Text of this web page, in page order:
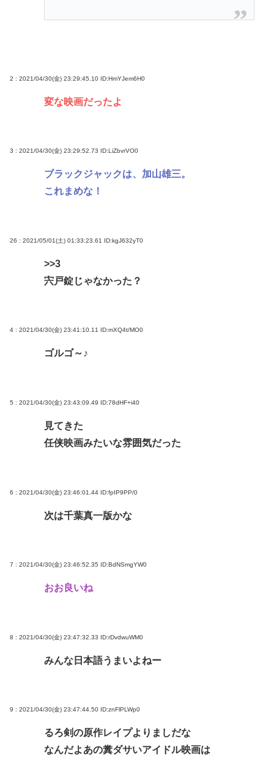
2 : 2021/04/30(金) 23:29:45.10 ID:HmYJem6H0
変な映画だったよ
3 : 2021/04/30(金) 23:29:52.73 ID:LiZbvrVO0
ブラックジャックは、加山雄三。
これまめな！
26 : 2021/05/01(土) 01:33:23.61 ID:kgJ632yT0
>>3
宍戸錠じゃなかった？
4 : 2021/04/30(金) 23:41:10.11 ID:mXQ4t/MO0
ゴルゴ～♪
5 : 2021/04/30(金) 23:43:09.49 ID:78dHF+i40
見てきた
任侠映画みたいな雰囲気だった
6 : 2021/04/30(金) 23:46:01.44 ID:fpIP9PP/0
次は千葉真一版かな
7 : 2021/04/30(金) 23:46:52.35 ID:BdNSmgYW0
おお良いね
8 : 2021/04/30(金) 23:47:32.33 ID:rDvdwuWM0
みんな日本語うまいよねー
9 : 2021/04/30(金) 23:47:44.50 ID:znFlPLWp0
るろ剣の原作レイプよりましだな
なんだよあの糞ダサいアイドル映画は